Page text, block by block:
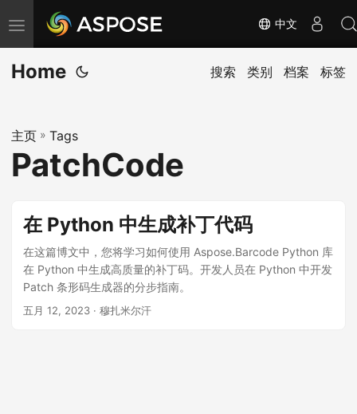
切
换
导
中文
Home 搜索 类别 档案 标签
主页 » Tags
PatchCode
在 Python 中生成补丁代码
在这篇博文中，您将学习如何使用 Aspose.Barcode Python 库
在 Python 中生成高质量的补丁码。开发人员在 Python 中开发
Patch 条形码生成器的分步指南。
五月 12, 2023 · 穆扎米尔汗